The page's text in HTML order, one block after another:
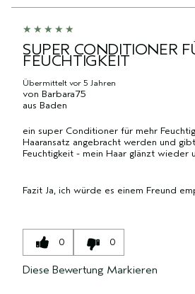
KATEGORIE,
UND
ANZAHL
DER
PRODUKTNAME,
KATEGORIE,
DURCHSCHNITTLICHER
UND
ANZAHL
BEWERTUNGEN
PRODUKTNAME,
MARKE,
ANZAHL
DER
SUPER CONDITIONER
FEUCHTIGKEIT
Übermittelt vor 5 Jahren
von Barbara75
aus Baden
ein super Conditioner für mehr
Haaransatz angebracht werden und
Feuchtigkeit - mein Haar glänzt wieder
Fazit Ja, ich würde es einem Freund
0 0
Diese Bewertung Markieren